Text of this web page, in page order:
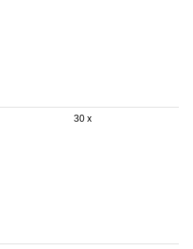
30 x